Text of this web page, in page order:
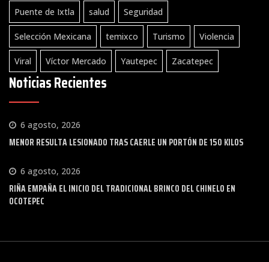
Puente de Ixtla salud Seguridad
Selección Mexicana temixco Turismo Violencia
Viral Víctor Mercado Yautepec Zacatepec
Noticias Recientes
6 agosto, 2026
MENOR RESULTA LESIONADO TRAS CAERLE UN PORTÓN DE 150 KILOS
6 agosto, 2026
RIÑA EMPAÑA EL INICIO DEL TRADICIONAL BRINCO DEL CHINELO EN
OCOTEPEC